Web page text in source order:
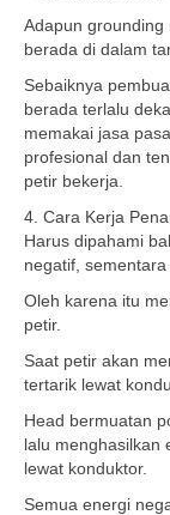
Adapun
berada di dalam
Sebaiknya
berada terlalu
memakai jasa
profesional dan
petir bekerja.
4. Cara Kerja
Harus dipahami
negatif,
Oleh karena itu
petir.
Saat petir akan
tertarik lewat
Head bermuatan
lalu menghasilkan
lewat konduktor.
Semua energi